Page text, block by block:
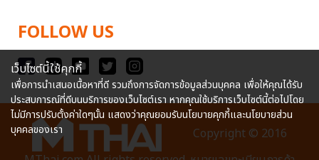
FOLLOW US
Copyright © 2016
เว็บไซต์นี้ใช้คุกกี้
เพื่อการนำเสนอเนื้อหาที่ดี รวมถึงการจัดการข้อมูลส่วนบุคคล เพื่อให้คุณได้รับ
ประสบการณ์ที่ดีบนบริการของเว็บไซต์เรา หากคุณใช้บริการเว็บไซต์นี้ต่อไปโดย
ไม่มีการปรับตั้งค่าใดๆนั้น แสดงว่าคุณยอมรับนโยบายคุกกี้และนโยบายส่วน
บุคคลของเรา